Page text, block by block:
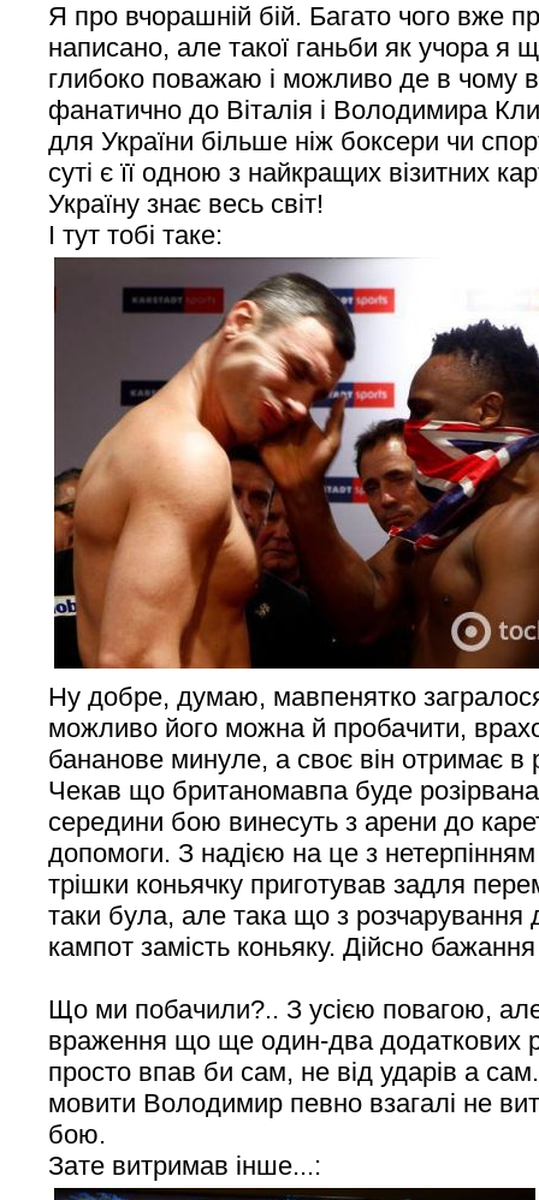
Я про вчорашній бій. Багато чого вже
написано, але такої ганьби як учора я
глибоко поважаю і можливо де в чому
фанатично до Віталія і Володимира
для України більше ніж боксери чи
суті є її одною з найкращих візитних
Україну знає весь світ!
І тут тобі таке:
Ну добре, думаю, мавпенятко
можливо його можна й пробачити,
бананове минуле, а своє він отримає в
Чекав що британомавпа буде
середини бою винесуть з арени до
допомоги. З надією на це з
трішки коньячку приготував задля
таки була, але така що з розчарування
кампот замість коньяку. Дійсно
Що ми побачили?.. З усією повагою,
враження що ще один-два додаткових
просто впав би сам, не від ударів а
мовити Володимир певно взагалі не
бою.
Зате витримав інше...: